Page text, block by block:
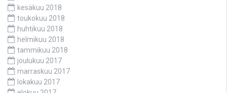
kesäkuu 2018
toukokuu 2018
huhtikuu 2018
helmikuu 2018
tammikuu 2018
joulukuu 2017
marraskuu 2017
lokakuu 2017